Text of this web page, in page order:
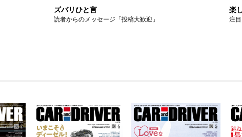
ズバリひと言
読者からのメッセージ「投稿大歓迎」
楽
注